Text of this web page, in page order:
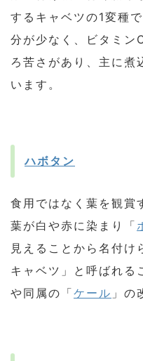
するキャベツの1変種
分が少なく、ビタミン
ろ苦さがあり、主に煮
います。
ハボタン
食用ではなく葉を観賞
葉が白や赤に染まり「
見えることから名付け
キャベツ」と呼ばれる
や同属の「ケール 」の